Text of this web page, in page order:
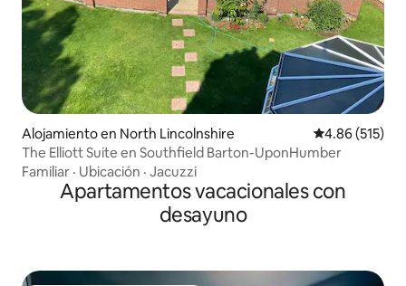
Alojamiento en North Lincolnshire Calificación
4.86 (515)
The Elliott Suite en Southfield Barton-UponHumber
Familiar · Ubicación · Jacuzzi
Apartamentos vacacionales con
desayuno